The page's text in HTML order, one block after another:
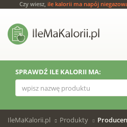
Czy wiesz, ile kalorii ma napój
SPRAWDŹ ILE KALORII MA:
IleMaKalorii.pl Produkty